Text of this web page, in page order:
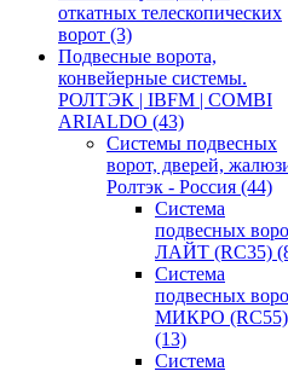
откатных телескопических
ворот (3)
Подвесные ворота,
конвейерные системы.
РОЛТЭК | IBFM | COMBI
ARIALDO (43)
Системы подвесных
ворот, дверей,
Ролтэк - Россия (44)
Система
подвесных
ЛАЙТ (RC35)
Система
подвесных
МИКРО (RC55)
(13)
Система